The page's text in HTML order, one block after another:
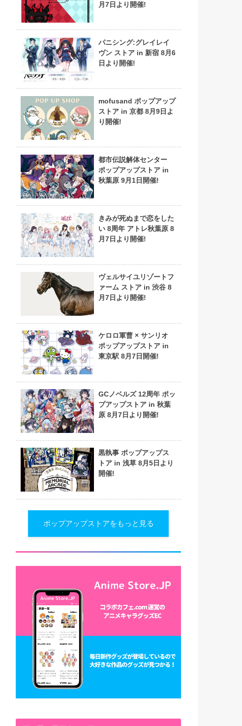
月7日より開催!
パニシング:グレイレイ
ヴン ストア in 新宿 8月6
日より開催!
mofusand ポップアップ
ストア in 京都 8月9日よ
り開催!
都市伝説解体センター
ポップアップストア in
秋葉原 9月1日開催!
きみが死ぬまで恋をした
い 8周年 アトレ秋葉原 8
月7日より開催!
ヴェルサイユリゾートフ
ァーム ストア in 渋谷 8
月7日より開催!
ケロロ軍曹 × サンリオ
ポップアップストア in
東京駅 8月7日開催!
GCノベルズ 12周年 ポッ
プアップストア in 秋葉
原 8月7日より開催!
黒執事 ポップアップス
トア in 浅草 8月5日より
開催!
ポップアップストアをもっと見る